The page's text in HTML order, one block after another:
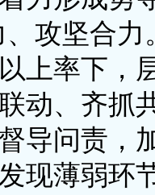
、攻坚合
上率下，
动、齐抓
导问责，
现薄弱环